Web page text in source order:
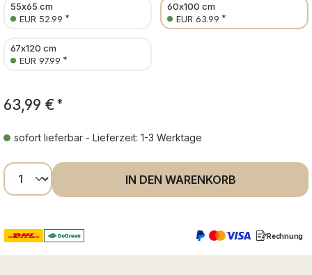
55x65 cm
EUR 52.99 *
60x100 cm
EUR 63.99 *
67x120 cm
EUR 97.99 *
63,99 € *
sofort lieferbar - Lieferzeit: 1-3 Werktage
Produkt Anzahl: Gib den gewünschten
IN DEN WARENKORB
Rechnung